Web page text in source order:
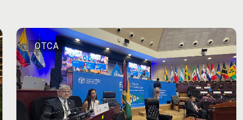
OTCA
participa
en
la
38°
Conferencia
Regional
OTCA